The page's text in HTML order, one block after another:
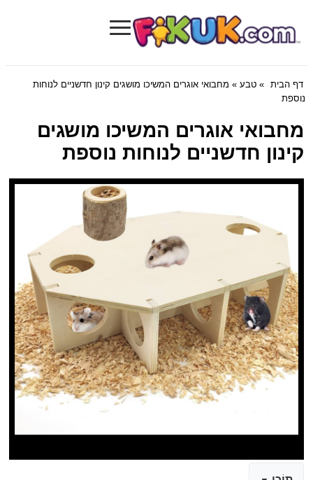
Fikuk.com
≡
דף הבית » טבע » מחבואי אוגרים המשיכו מושגים קינון חדשניים לנוחות
נוספת
מחבואי אוגרים המשיכו מושגים
קינון חדשניים לנוחות נוספת